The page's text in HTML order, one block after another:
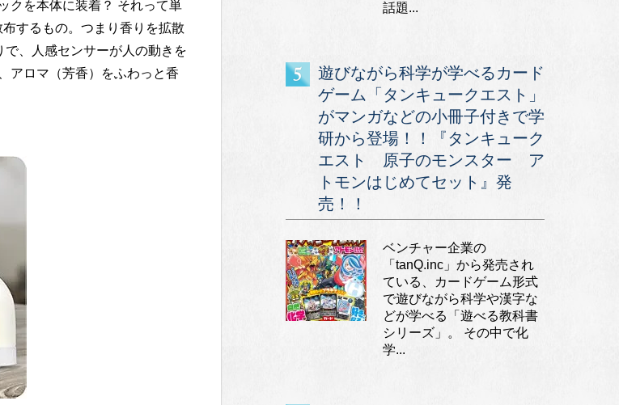
クを本体に装着？ それって単
するもの。つまり香りを拡散
、人感センサーが人の動きを
アロマ（芳香）をふわっと香
話題...
遊びながら科学が学べるカード
ゲーム「タンキュークエスト」
がマンガなどの小冊子付きで学
研から登場！！『タンキューク
エスト 原子のモンスター ア
トモンはじめてセット』発
売！！
ベンチャー企業の
「tanQ.inc」から発売され
ている、カードゲーム形式
で遊びながら科学や漢字な
どが学べる「遊べる教科書
シリーズ」。 その中で化
学...